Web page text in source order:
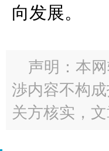
向发展。
声明：本
渉内容不构
关方核实，